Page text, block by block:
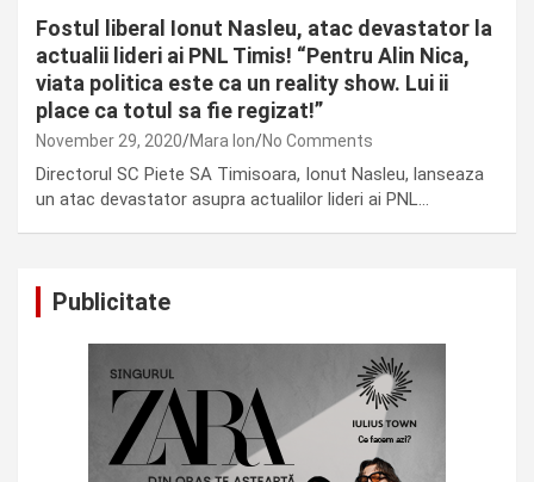
Fostul liberal Ionut Nasleu, atac devastator la
actualii lideri ai PNL Timis! “Pentru Alin Nica,
viata politica este ca un reality show. Lui ii
place ca totul sa fie regizat!”
November 29, 2020 Mara Ion No Comments
Directorul SC Piete SA Timisoara, Ionut Nasleu, lanseaza
un atac devastator asupra actualilor lideri ai PNL…
Publicitate